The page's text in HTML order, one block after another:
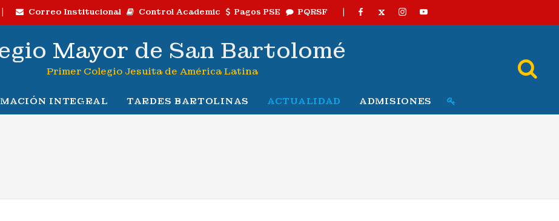
Correo Institucional Control Academic Pagos PSE PQRSF | X
Mayor de San Bartolomé
Primer Colegio Jesuita de América Latina
INTEGRAL TARDES BARTOLINAS ACTUALIDAD ADMISIONES